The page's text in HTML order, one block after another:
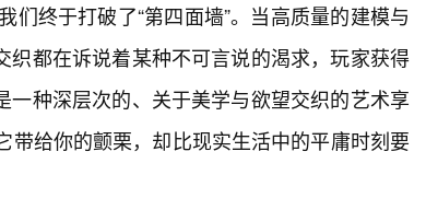
们终于打破了“第四面墙”。当高质量的建模与
织都在诉说着某种不可言说的渴求，玩家获得
种深层次的、关于美学与欲望交织的艺术享
带给你的颤栗，却比现实生活中的平庸时刻要